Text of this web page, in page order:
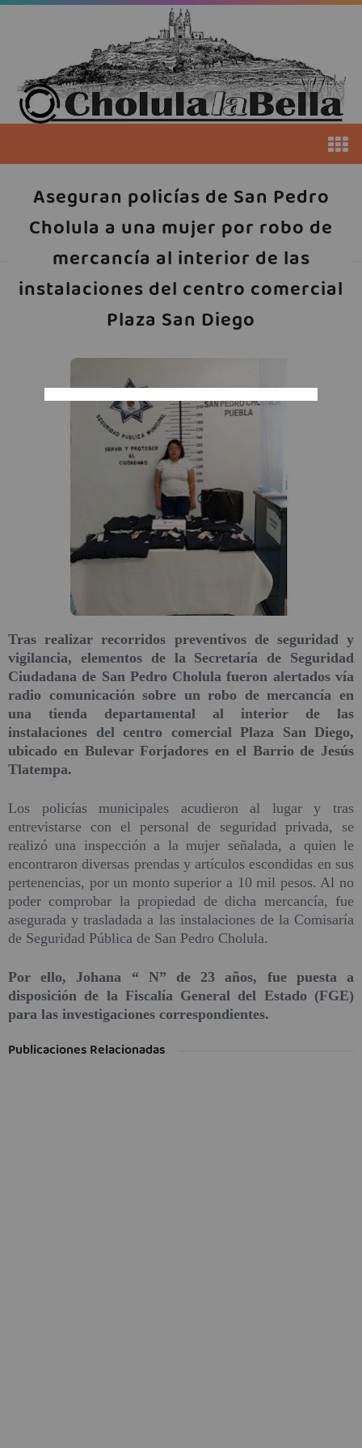
Aseguran policías de San Pedro
Cholula a una mujer por robo de
mercancía al interior de las
instalaciones del centro comercial
Plaza San Diego
Tras realizar recorridos preventivos de seguridad y
vigilancia, elementos de la Secretaría de Seguridad
Ciudadana de San Pedro Cholula fueron alertados vía
radio comunicación sobre un robo de mercancía en
una tienda departamental al interior de las
instalaciones del centro comercial Plaza San Diego,
ubicado en Bulevar Forjadores en el Barrio de Jesús
Tlatempa.
Los policías municipales acudieron al lugar y tras
entrevistarse con el personal de seguridad privada, se
realizó una inspección a la mujer señalada, a quien le
encontraron diversas prendas y artículos escondidas en sus
pertenencias, por un monto superior a 10 mil pesos. Al no
poder comprobar la propiedad de dicha mercancía, fue
asegurada y trasladada a las instalaciones de la Comisaría
de Seguridad Pública de San Pedro Cholula.
Por ello, Johana “ N” de 23 años, fue puesta a
disposición de la Fiscalía General del Estado (FGE)
para las investigaciones correspondientes.
Publicaciones Relacionadas